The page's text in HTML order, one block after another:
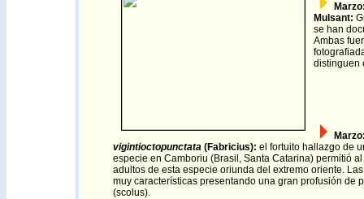
Mulsant:
se han
Ambas
distinguen
vigintioctopunctata (Fabricius): el fortuito hallazgo de
especie en Camboriu (Brasil, Santa Catarina) permitió
adultos de esta especie oriunda del extremo oriente.
muy características presentando una gran profusión de
(scolus).